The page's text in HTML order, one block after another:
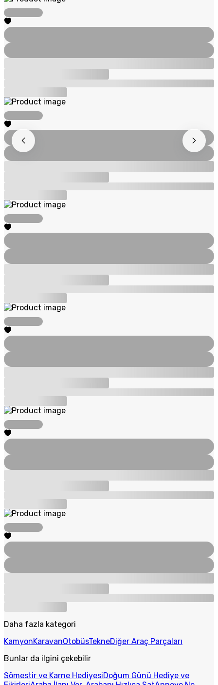
Daha fazla kategori
KamyonKaravanOtobüsTekneDiğer Araç Parçaları
Bunlar da ilgini çekebilir
Sömestir ve Karne HediyesiDoğum Günü Hediye ve